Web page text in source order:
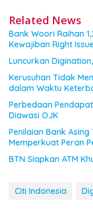
Related News
Bank Woori Raihan
Kewajiban Right
Luncurkan
Kerusuhan Tidak
dalam Waktu
Perbedaan
Diawasi OJK
Penilaian Bank
Memperkuat Peran
BTN Siapkan ATM
Citi Indonesia